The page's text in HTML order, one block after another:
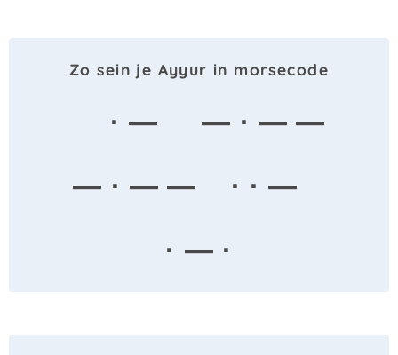
Zo sein je Ayyur in morsecode
· —
— · — —
— · — —
· · —
· — ·